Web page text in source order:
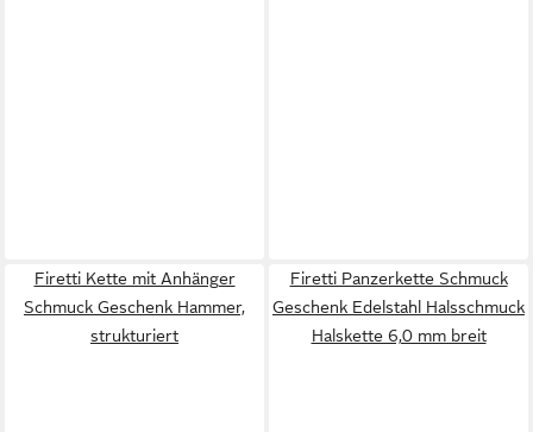
Firetti Kette mit Anhänger
Schmuck Geschenk Hammer,
strukturiert
Firetti Panzerkette Schmuck
Geschenk Edelstahl Halsschmuck
Halskette 6,0 mm breit